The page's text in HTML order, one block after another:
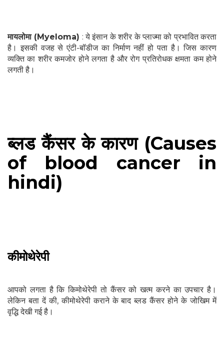
मायलोमा (Myeloma) : ये इंसान के शरीर के प्लाज्मा को प्रभावित करता
है। इसकी वजह से एंटी-बॉडीज का निर्माण नहीं हो पता है। जिस कारण
व्यक्ति का शरीर कमजोर होने लगता है और रोग प्रतिरोधक क्षमता कम होने
लगती है।
ब्लड कैंसर के कारण (Causes
of blood cancer in
hindi)
कीमोथेरेपी
आपको लगता है कि किमोथेरेपी तो कैंसर को खत्म करने का उपचार है।
लेकिन बता दें की, कीमोथेरेपी कराने के बाद ब्लड कैंसर होने के जोखिम में
वृद्धि देखी गई है।